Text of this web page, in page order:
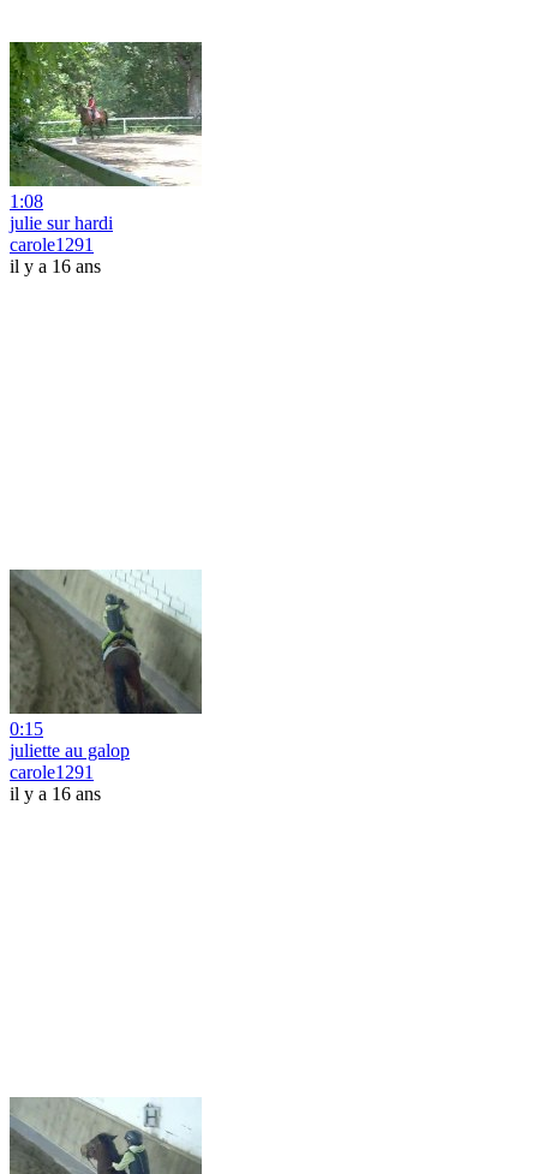
1:08
julie sur hardi
carole1291
il y a 16 ans
0:15
juliette au galop
carole1291
il y a 16 ans